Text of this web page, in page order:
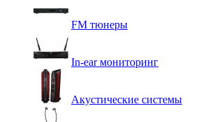
FM тюнеры
In-ear мониторинг
Акустические системы